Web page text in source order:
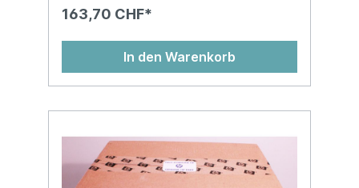
163,70 CHF*
In den Warenkorb